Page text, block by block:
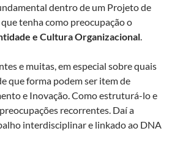
dentro de um Projeto de
tenha como preocupação o
e Cultura Organizacional.
e muitas, em especial sobre quais
que forma podem ser item de
e Inovação. Como estruturá-lo e
recorrentes. Daí a
interdisciplinar e linkado ao DNA